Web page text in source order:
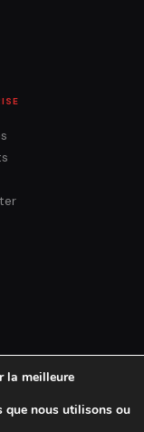
la meilleure
que nous utilisons ou